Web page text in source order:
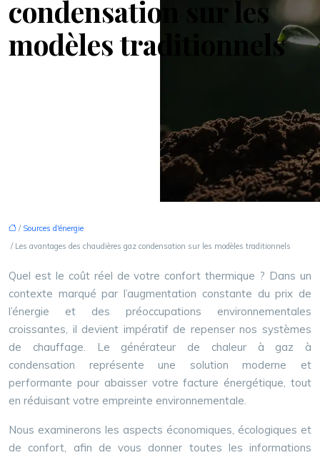
condensation sur les
modèles traditionnels
/ Sources d'énergie
/ Les avantages des chaudières gaz condensation sur les modèles traditionnels
Quel est le coût réel de votre confort thermique ? Dans un
contexte marqué par l’augmentation constante du prix de
l’énergie et des préoccupations environnementales
croissantes, il devient impératif de repenser nos systèmes
de chauffage. Le générateur de chaleur à gaz à
condensation représente une solution moderne et
performante pour abaisser votre facture énergétique, tout
en réduisant votre empreinte environnementale.
Nous examinerons les aspects économiques, écologiques et
de confort, afin de vous donner toutes les informations